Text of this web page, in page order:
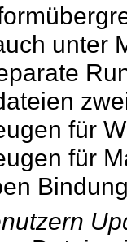
unter
für
für